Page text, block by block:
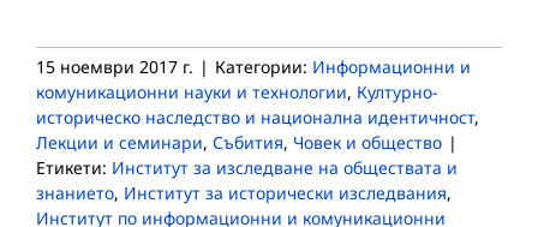
15 ноември 2017 г. | Категории: Информационни и
комуникационни науки и технологии, Културно-
историческо наследство и национална идентичност,
Лекции и семинари, Събития, Човек и общество |
Етикети: Институт за изследване на обществата и
знанието, Институт за исторически изследвания,
Институт по информационни и комуникационни